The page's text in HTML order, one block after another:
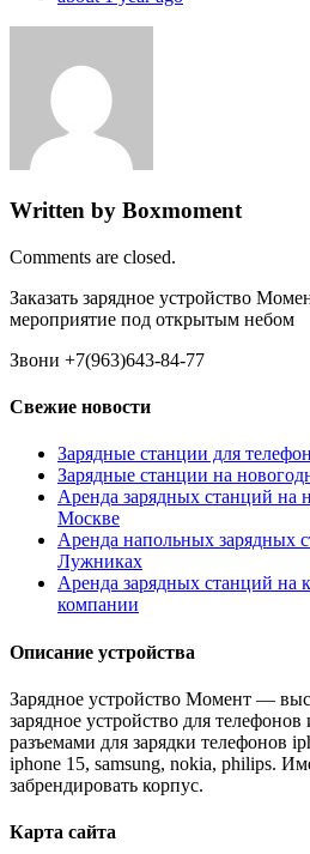
Written by Boxmoment
Comments are closed.
Заказать зарядное устройство
мероприятие под открытым небом
Звони +7(963)643-84-77
Свежие новости
Зарядные станции для
Зарядные станции на
Аренда зарядных станций на
Москве
Аренда напольных зарядных
Лужниках
Аренда зарядных станций на
компании
Описание устройства
Зарядное устройство Момент —
зарядное устройство для
разъемами для зарядки телефонов
iphone 15, samsung, nokia, philips.
забрендировать корпус.
Карта сайта